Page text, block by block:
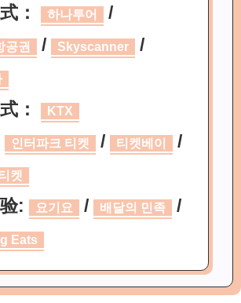
： 하나투어 /
공권 / Skyscanner /
： KTX
인터파크 티켓 / 티켓베이 /
켓
: 요기요 / 배달의 민족 /
Eats